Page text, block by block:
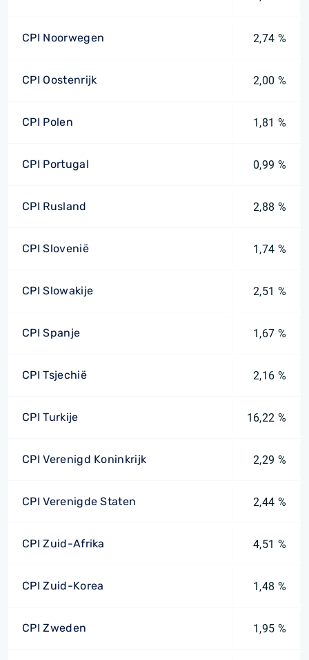
CPI Noorwegen 2,74 %
CPI Oostenrijk 2,00 %
CPI Polen 1,81 %
CPI Portugal 0,99 %
CPI Rusland 2,88 %
CPI Slovenië 1,74 %
CPI Slowakije 2,51 %
CPI Spanje 1,67 %
CPI Tsjechië 2,16 %
CPI Turkije 16,22 %
CPI Verenigd Koninkrijk 2,29 %
CPI Verenigde Staten 2,44 %
CPI Zuid-Afrika 4,51 %
CPI Zuid-Korea 1,48 %
CPI Zweden 1,95 %